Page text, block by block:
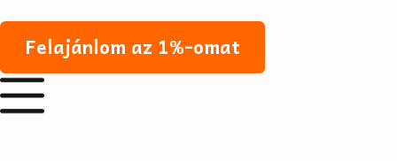
Felajánlom az 1%-omat